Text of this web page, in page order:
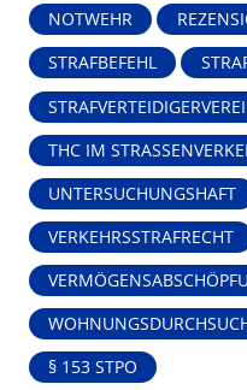
NOTWEHR
STRAFBEFEHL
THC IM
UNTERSUCHUNGSHAFT
VERKEHRSSTRAFRECHT
§ 153 STPO